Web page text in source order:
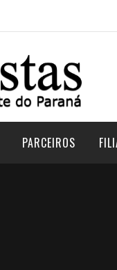
PARCEIROS